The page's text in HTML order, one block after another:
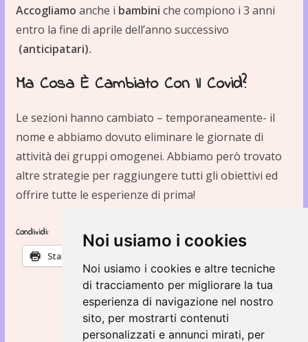
Noi usiamo i cookies
Noi usiamo i cookies e altre tecniche
di tracciamento per migliorare la tua
esperienza di navigazione nel nostro
sito, per mostrarti contenuti
personalizzati e annunci mirati, per
Accogliamo anche i bambini che compiono i 3 anni
entro la fine di aprile dell’anno successivo
(anticipatari).
Ma Cosa È Cambiato Con Il Covid?
Le sezioni hanno cambiato – temporaneamente- il
nome e abbiamo dovuto eliminare le giornate di
attività dei gruppi omogenei. Abbiamo però trovato
altre strategie per raggiungere tutti gli obiettivi ed
offrire tutte le esperienze di prima!
Condividi:
Stampa